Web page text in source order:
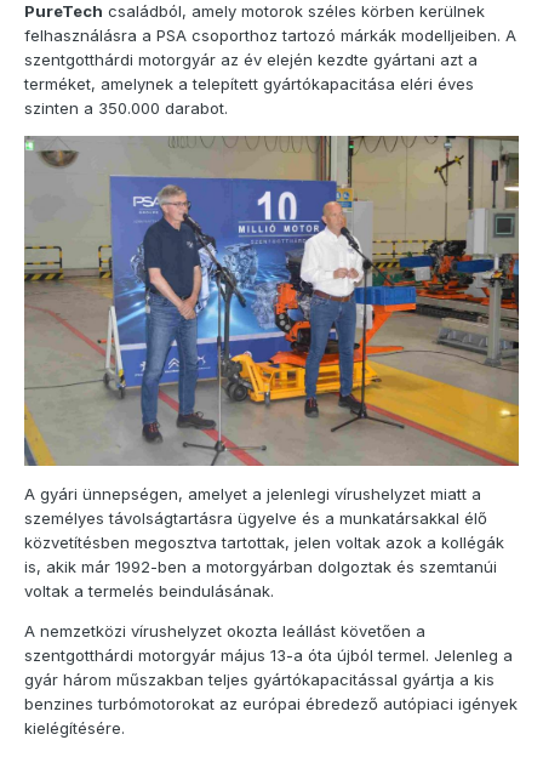
PureTech családból, amely motorok széles körben kerülnek
felhasználásra a PSA csoporthoz tartozó márkák modelljeiben. A
szentgotthárdi motorgyár az év elején kezdte gyártani azt a
terméket, amelynek a telepített gyártókapacitása eléri éves
szinten a 350.000 darabot.
A gyári ünnepségen, amelyet a jelenlegi vírushelyzet miatt a
személyes távolságtartásra ügyelve és a munkatársakkal élő
közvetítésben megosztva tartottak, jelen voltak azok a kollégák
is, akik már 1992-ben a motorgyárban dolgoztak és szemtanúi
voltak a termelés beindulásának.
A nemzetközi vírushelyzet okozta leállást követően a
szentgotthárdi motorgyár május 13-a óta újból termel. Jelenleg a
gyár három műszakban teljes gyártókapacitással gyártja a kis
benzines turbómotorokat az európai ébredező autópiaci igények
kielégítésére.